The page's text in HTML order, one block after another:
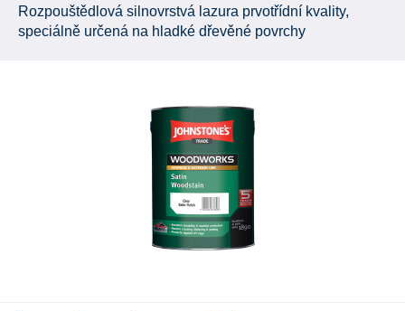
Rozpouštědlová silnovrstvá lazura prvotřídní kvality,
speciálně určená na hladké dřevěné povrchy